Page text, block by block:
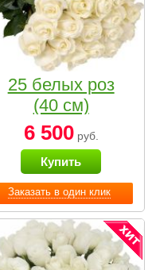
Заказать в один клик
25 белых роз
(40 см)
6 500руб.
Купить